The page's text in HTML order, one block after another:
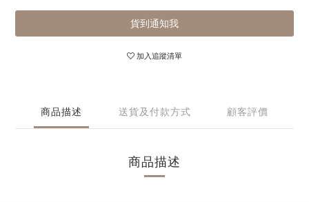
貨到通知我
加入追蹤清單
商品描述 送貨及付款方式 顧客評價
商品描述